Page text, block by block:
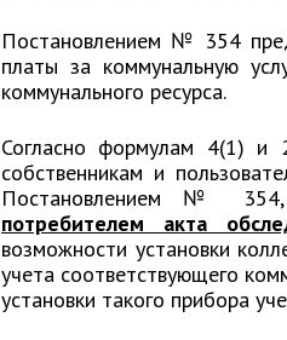
Постановлением № 354
платы за коммунальную
коммунального ресурса.
Согласно формулам 4(1) и
собственникам и
Постановлением №
потребителем
акта
возможности установки
учета соответствующего
установки такого прибора